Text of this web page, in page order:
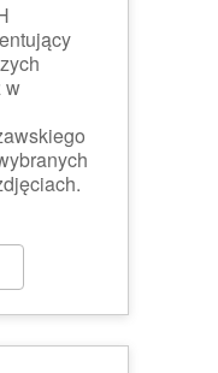
w